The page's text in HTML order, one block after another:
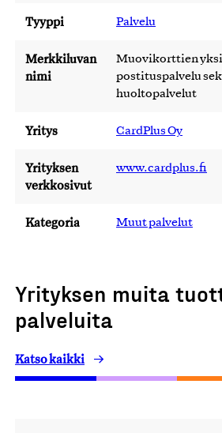
Tyyppi Palvelu
Merkkiluvan
nimi
Muovikorttien
postituspalvelu
huoltopalvelut
Yritys CardPlus Oy
Yrityksen
verkkosivut
www.cardplus.fi
Kategoria Muut palvelut
Yrityksen muita
palveluita
Katso kaikki